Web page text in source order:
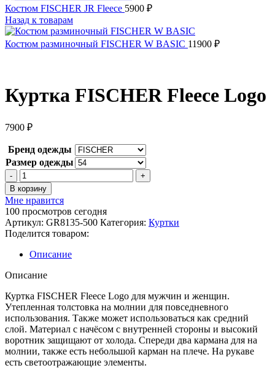
Костюм FISCHER JR Fleece 5900 ₽
Назад к товарам
Костюм разминочный FISCHER W BASIC 11900 ₽
Куртка FISCHER Fleece Logo
7900 ₽
Бренд одежды
Размер одежды
Количество
товара
Куртка
FISCHER
Fleece
Logo
В корзину
Мне нравится
100 просмотров сегодня
Артикул: GR8135-500 Категория: Куртки
Поделится товаром:
Описание
Описание
Куртка FISCHER Fleece Logo для мужчин и женщин.
Утепленная толстовка на молнии для повседневного
использования. Также может использоваться как средний
слой. Материал с начёсом с внутренней стороны и высокий
воротник защищают от холода. Спереди два кармана для на
молнии, также есть небольшой карман на плече. На рукаве
есть светоотражающие элементы.